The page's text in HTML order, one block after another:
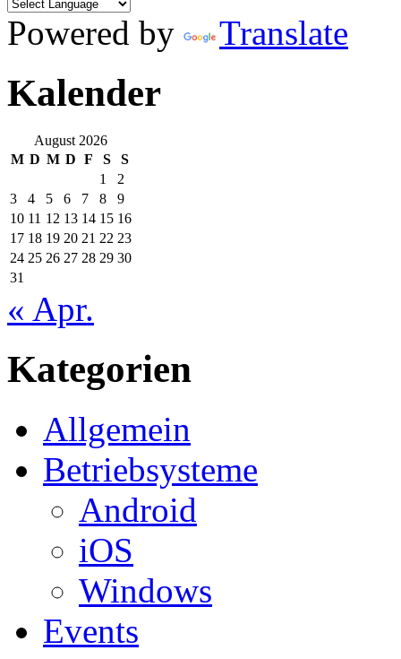
Powered by Translate
Kalender
August 2026
M D M D F S
S
1
2
3
4 5 6 7 8
9
10 11 12 13 14 15 16
17 18 19 20 21 22 23
24 25 26 27 28 29 30
31
« Apr.
Kategorien
Allgemein
Betriebsysteme
Android
iOS
Windows
Events